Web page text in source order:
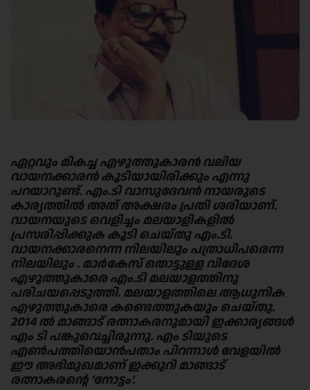
ഏറ്റവും മികച്ച എഴുത്തുകാരൻ വലിയ
വായനക്കാരൻ കൂടിയായിരിക്കും എന്നു
പറയാറുണ്ട്. എം.ടി വാസുദേവൻ നായരുടെ
കാര്യത്തിൽ അത് അക്ഷരം പ്രതി ശരിയാണ്.
വായനയുടെ വെളിച്ചം മലയാളികളിൽ
പ്രസരിപ്പിക്കുക കൂടി ചെയ്തു എം.ടി.
വായനക്കാരനെന്ന നിലയിലും പത്രാധിപരെന്ന
നിലയിലും . മാർകേസ് തൊട്ടുള്ള വിദേശ
എഴുത്തുകാരെ എം.ടി മലയാളത്തിനു
പരിചയപ്പെടുത്തി. മലയാളത്തിലെ ആധുനിക
എഴുത്തുകാരെ കണ്ടെത്തുകയും ചെയ്തു.
2014 ൽ മാങ്ങാട് രത്നാകരനുമായി ഇക്കാര്യങ്ങൾ
എം ടി പങ്കുവെച്ചിരുന്നു. എം ടിയുടെ
എൺപത്തിയൊൻപതാം പിറന്നാൾ വേളയിൽ
ഈ അഭിമുഖമാണ് ഇക്കുറി മാങ്ങാട്
രത്നാകരന്റെ ‘നോട്ടം’.